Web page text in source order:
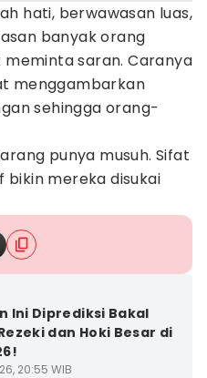
hati, berwawasan luas,
banyak orang
saran. Caranya
menggambarkan
sehingga orang-
punya musuh. Sifat
bikin mereka disukai
Ini Diprediksi Bakal
dan Hoki Besar di
20:55 WIB